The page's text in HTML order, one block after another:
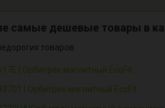
самые дешевые товары в
товаров:
| Орбитрек магнитный EcoFit
| Орбитрек магнитный EcoFit